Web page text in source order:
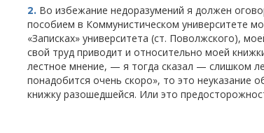
2. Во избежание недоразумений я должен
пособием в Коммунистическом университете
«Записках» университета (ст. Поволжского),
свой труд приводит и относительно моей
лестное мнение, — я тогда сказал — слишком
понадобится очень скоро», то это неуказание
книжку разошедшейся. Или это